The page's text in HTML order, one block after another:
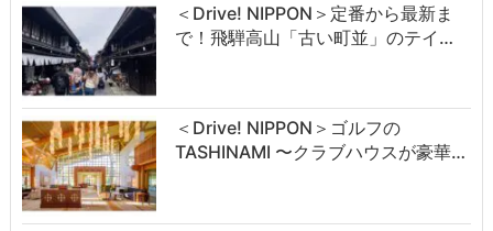
＜Drive! NIPPON＞定番から最新ま
で！飛騨高山「古い町並」のテイ…
＜Drive! NIPPON＞ゴルフの
TASHINAMI 〜クラブハウスが豪華…